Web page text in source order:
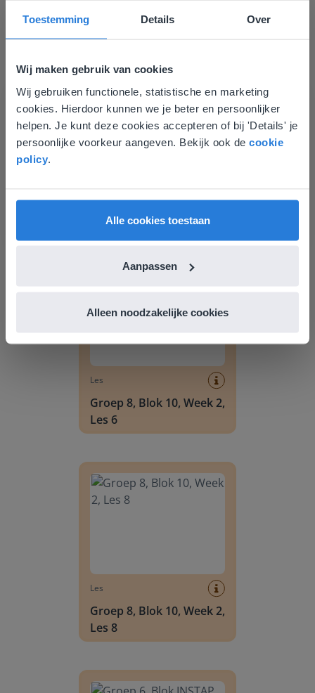
Toestemming Details Over
Wij maken gebruik van cookies
Wij gebruiken functionele, statistische en marketing
cookies. Hierdoor kunnen we je beter en persoonlijker
helpen. Je kunt deze cookies accepteren of bij 'Details' je
persoonlijke voorkeur aangeven. Bekijk ook de cookie
policy
Alle cookies toestaan
Aanpassen
Alleen noodzakelijke cookies
Ontdek meer
Groep 8, Blok 9, Week 3, Les 11
Les
Groep 8, Blok 10, Week 2,
Les 6
Les
Groep 8, Blok 10, Week 2,
Les 8
Deze website komt niet
overeen met je locatie
Gezien je locatie, denken we dat je misschien
liever naar de website voor English gaat. Hier
English
Vlaanderen